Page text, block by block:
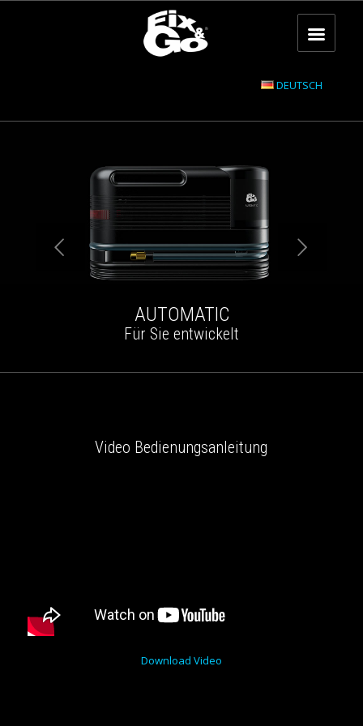
DEUTSCH
AUTOMATIC
Für Sie entwickelt
Video Bedienungsanleitung
Download Video